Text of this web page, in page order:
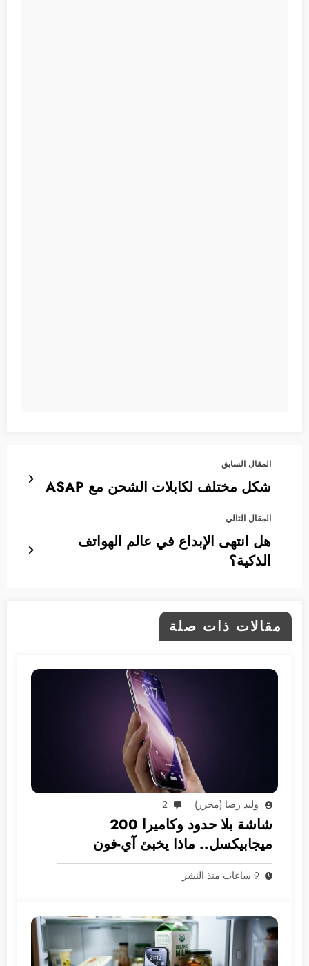
المقال السابق
شكل مختلف لكابلات الشحن مع ASAP
المقال التالي
هل انتهى الإبداع في عالم الهواتف
الذكية؟
مقالات ذات صلة
وليد رضا (محرر) 2
شاشة بلا حدود وكاميرا 200
ميجابيكسل.. ماذا يخبئ آي-فون
2028؟
9 ساعات منذ النشر